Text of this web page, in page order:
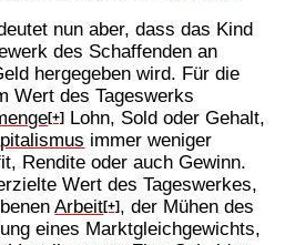
nun aber, dass das Kind
des Schaffenden an
hergegeben wird. Für die
Wert des Tageswerks
[+] Lohn, Sold oder Gehalt,
immer weniger
Rendite oder auch Gewinn.
Wert des Tageswerkes,
Arbeit[+] , der Mühen des
eines Marktgleichgewichts,